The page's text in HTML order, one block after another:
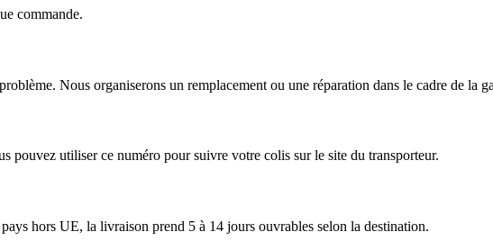
commande.
Nous organiserons un remplacement ou une réparation dans le cadre de la
pouvez utiliser ce numéro pour suivre votre colis sur le site du transporteur.
hors UE, la livraison prend 5 à 14 jours ouvrables selon la destination.